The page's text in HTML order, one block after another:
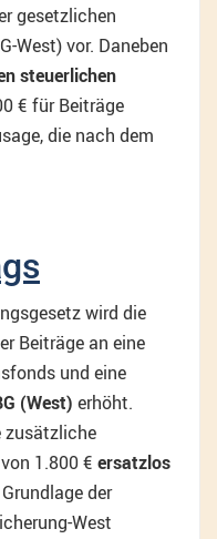
gesetzlichen
West) vor. Daneben
steuerlichen
€ für Beiträge
die nach dem
wird die
Beiträge an eine
und eine
(West) erhöht.
zusätzliche
1.800 € ersatzlos
der
West